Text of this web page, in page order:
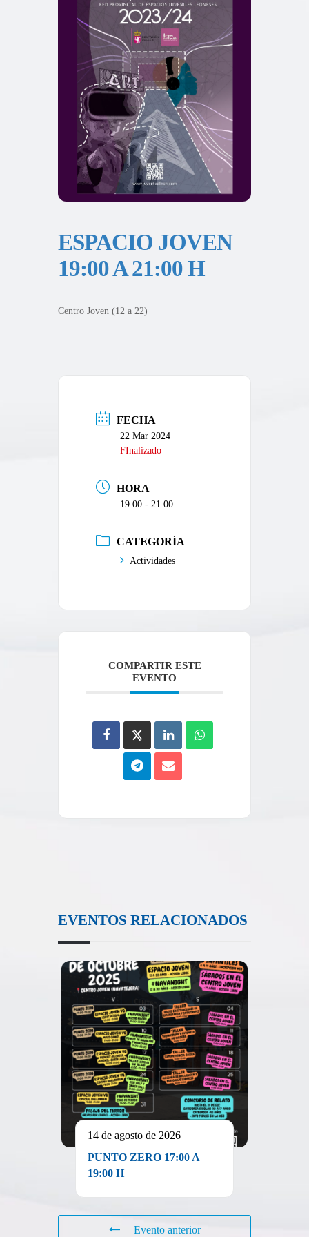
ESPACIO JOVEN
19:00 A 21:00 H
Centro Joven (12 a 22)
FECHA
22 Mar 2024
FInalizado
HORA
19:00 - 21:00
CATEGORÍA
Actividades
COMPARTIR ESTE
EVENTO
EVENTOS RELACIONADOS
14 de agosto de 2026
PUNTO ZERO 17:00 A
19:00 H
Evento anterior